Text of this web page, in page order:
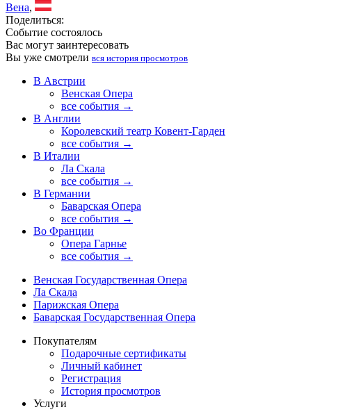
Вена,
Поделиться:
Событие состоялось
Вас могут заинтересовать
Вы уже смотрели вся история просмотров
В Австрии
Венская Опера
все события →
В Англии
Королевский театр Ковент-Гарден
все события →
В Италии
Ла Скала
все события →
В Германии
Баварская Опера
все события →
Во Франции
Опера Гарнье
все события →
Венская Государственная Опера
Ла Скала
Парижская Опера
Баварская Государственная Опера
Покупателям
Подарочные сертификаты
Личный кабинет
Регистрация
История просмотров
Услуги